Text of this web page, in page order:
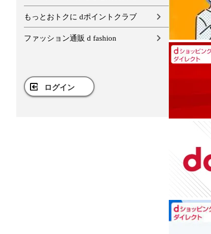
もっとおトクに dポイントクラブ
ファッション通販 d fashion
ログイン